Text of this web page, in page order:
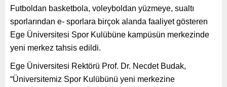
Futboldan basketbola, voleyboldan yüzmeye, sualtı
sporlarından e- sporlara birçok alanda faaliyet gösteren
Ege Üniversitesi Spor Kulübüne kampüsün merkezinde
yeni merkez tahsis edildi.
Ege Üniversitesi Rektörü Prof. Dr. Necdet Budak,
“Üniversitemiz Spor Kulübünü yeni merkezine